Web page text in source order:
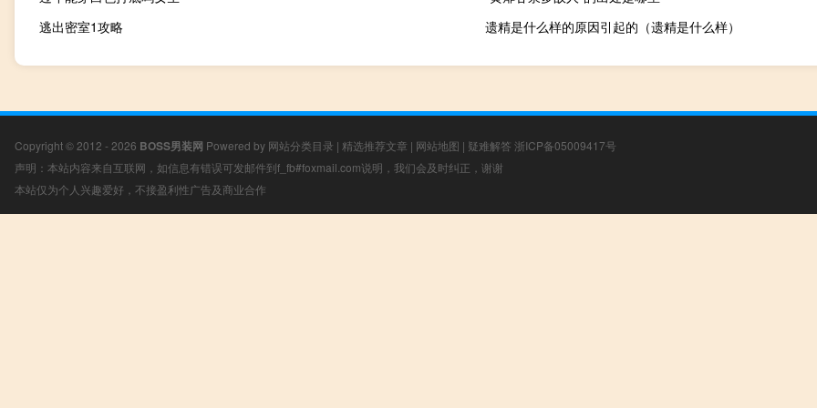
逃出密室1攻略
遗精是什么样的原因引起的（遗精是什么样）
Copyright © 2012 - 2026 BOSS男装网 Powered by 网站分类目录 | 精选推荐文章 | 网站地图 | 疑难解答 浙ICP备05009417号
声明：本站内容来自互联网，如信息有错误可发邮件到f_fb#foxmail.com说明，我们会及时纠正，谢谢
本站仅为个人兴趣爱好，不接盈利性广告及商业合作